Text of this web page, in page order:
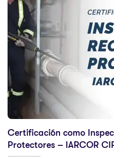
Certificación como
Protectores – IARCOR